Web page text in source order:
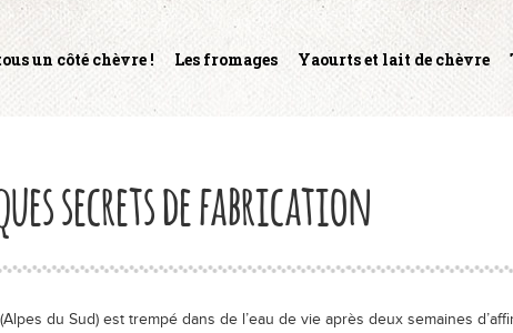
un côté chèvre ! Les fromages Yaourts et lait de chèvre
secrets de fabrication
du Sud) est trempé dans de l’eau de vie après deux semaines